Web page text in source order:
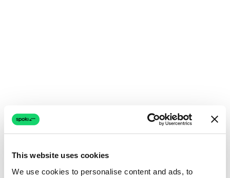
This website uses cookies
We use cookies to personalise content and ads, to